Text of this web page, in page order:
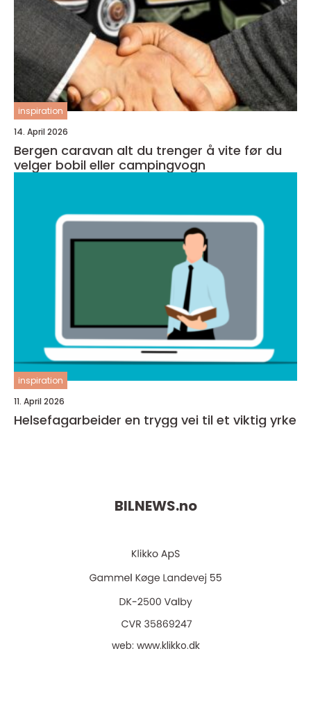
inspiration
14. April 2026
Bergen caravan alt du trenger å vite før du
velger bobil eller campingvogn
inspiration
11. April 2026
Helsefagarbeider en trygg vei til et viktig yrke
BILNEWS.no
web: www.klikko.dk